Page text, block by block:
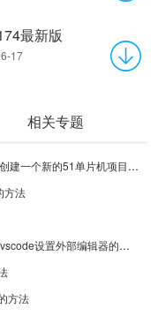
最新版
17
相关专题
Keil5怎么创建一个新的51单片机项目-Keil5创建一个新的51单片机项目的方法
方法
Keil5怎么把vscode设置外部编辑器-Keil5把vscode设置外部编辑器的方法
方法